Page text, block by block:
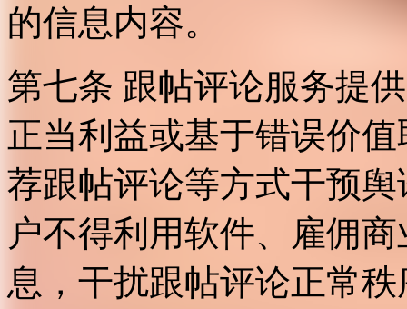
的信息内容。
第七条 跟帖评论服务提
正当利益或基于错误价
荐跟帖评论等方式干预
户不得利用软件、雇佣
息，干扰跟帖评论正常